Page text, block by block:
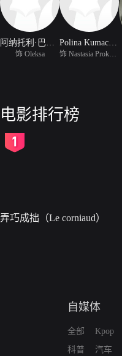
阿纳托利·巴尔丘克
饰 Oleksa
Polina Kumachenko
饰 Nastasia Prokopievna
电影排行榜
弄巧成拙（Le corniaud）
自媒体
全部
科普
Kpop
汽车